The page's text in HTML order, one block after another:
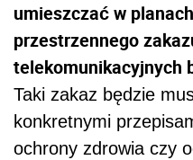
umieszczać w
przestrzennego
telekomunikacyjnych
Taki zakaz będzie
konkretnymi
ochrony zdrowia czy